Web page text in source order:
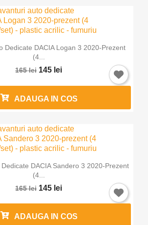
Dedicate DACIA Logan 3 2020-Prezent
(4...
165 lei 145 lei
ADAUGA IN COS
DACIA Sandero 3 2020-Prezent
(4...
165 lei 145 lei
ADAUGA IN COS